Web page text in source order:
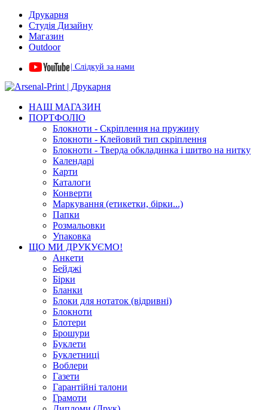
Друкарня
Студія Дизайну
Магазин
Outdoor
| Слідкуй за нами
НАШ МАГАЗИН
ПОРТФОЛІО
Блокноти - Скріплення на пружину
Блокноти - Клейовий тип скріплення
Блокноти - Тверда обкладинка і шитво на нитку
Календарі
Карти
Каталоги
Конверти
Маркування (етикетки, бірки...)
Папки
Розмальовки
Упаковка
ЩО МИ ДРУКУЄМО!
Анкети
Бейджі
Бірки
Бланки
Блоки для нотаток (відривні)
Блокноти
Блотери
Брошури
Буклети
Буклетниці
Воблери
Газети
Гарантійні талони
Грамоти